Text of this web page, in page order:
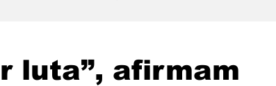
luta”, afirmam